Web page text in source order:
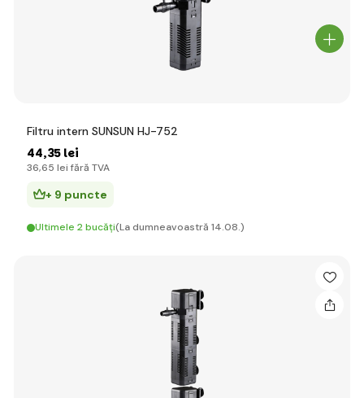
Filtru intern SUNSUN HJ-752
44,35 lei
36,65 lei fără TVA
+ 9 puncte
Ultimele 2 bucăți(La dumneavoastră 14.08.)